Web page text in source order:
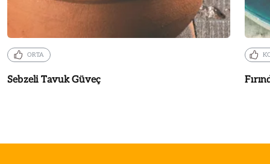
ORTA
Sebzeli Tavuk Güveç